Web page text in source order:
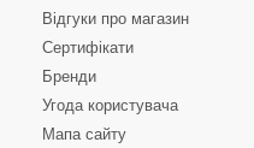
Відгуки про магазин
Сертифікати
Бренди
Угода користувача
Мапа сайту